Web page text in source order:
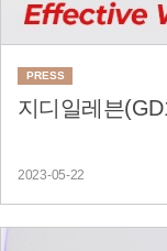
PRESS
지디일레븐
2023-05-22